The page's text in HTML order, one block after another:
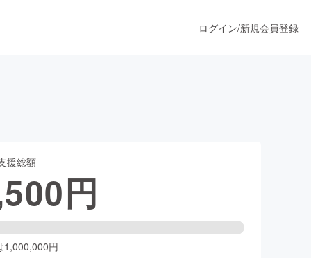
ファッション
ログイン/新規会員登録
援総額
円
1,000,000円